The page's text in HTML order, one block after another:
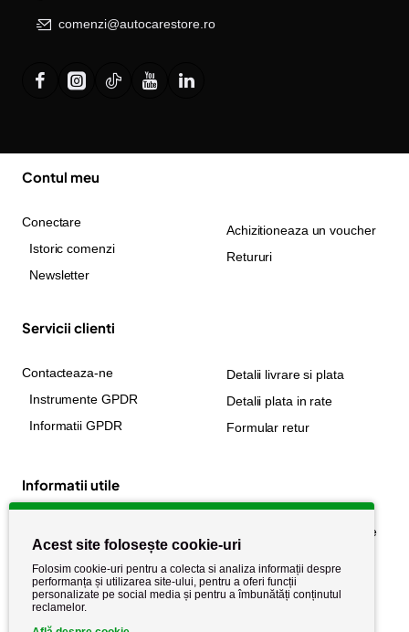
comenzi@autocarestore.ro
Contul meu
Conectare
Istoric comenzi
Newsletter
Achizitioneaza un voucher
Retururi
Servicii clienti
Contacteaza-ne
Instrumente GPDR
Informatii GPDR
Detalii livrare si plata
Detalii plata in rate
Formular retur
Informatii utile
Politica de cookie
Politica de confidențialitate
Termeni si conditii
Acest site folosește cookie-uri
Folosim cookie-uri pentru a colecta si analiza informații despre
performanța și utilizarea site-ului, pentru a oferi funcții
personalizate pe social media și pentru a îmbunătăți conținutul
reclamelor.